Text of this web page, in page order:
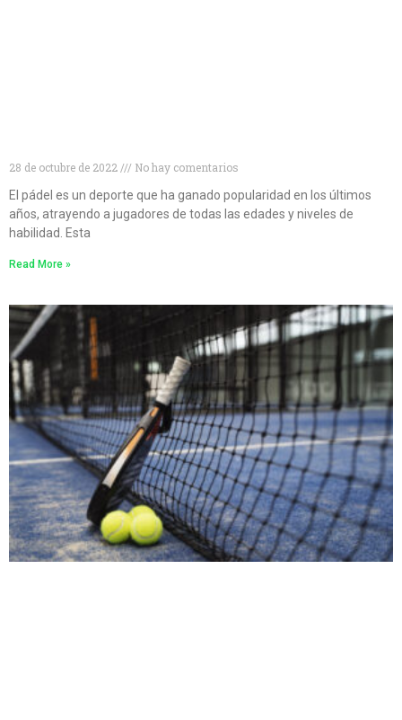
28 de octubre de 2022
No hay comentarios
El pádel es un deporte que ha ganado popularidad en los últimos
años, atrayendo a jugadores de todas las edades y niveles de
habilidad. Esta
Read More »